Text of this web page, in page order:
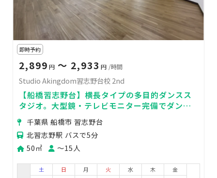
即時予約
2,899 円 〜 2,933 円 /時間
Studio Akingdom習志野台校 2nd
【船橋習志野台】横長タイプの多目的ダンスス
タジオ。大型鏡・テレビモニター完備でダンス
レッスン・動画撮影に
千葉県 船橋市 習志野台
北習志野駅 バスで5分
50㎡
〜15人
土
日
月
火
水
木
金